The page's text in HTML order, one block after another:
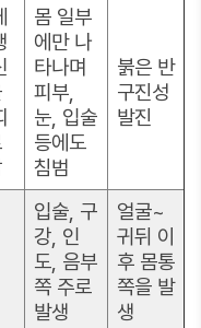
몸 일부
에만 나
타나며
피부,
눈, 입술
등에도
침범
붉은 반
구진성
발진
입술, 구
강, 인
도, 음부
쪽 주로
발생
얼굴~
귀뒤 이
후 몸통
쪽을 발
생